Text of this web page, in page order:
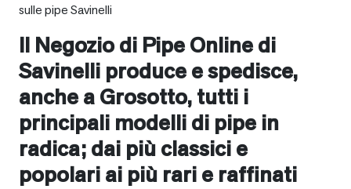
sulle pipe Savinelli
Il Negozio di Pipe Online di
Savinelli produce e spedisce,
anche aGrosotto, tutti i
principali modelli di pipe in
radica; dai più classici e
popolari ai più rari e raffinati